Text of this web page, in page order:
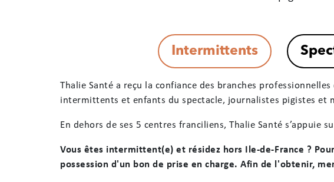
Thalie Santé a reçu la confiance des branches
intermittents et enfants du spectacle, journalistes pigistes et
En dehors de ses 5 centres franciliens, Thalie Santé s’appuie
Vous êtes intermittent(e) et résidez hors Ile-de-France ?
possession d'un bon de prise en charge. Afin de l'obtenir,